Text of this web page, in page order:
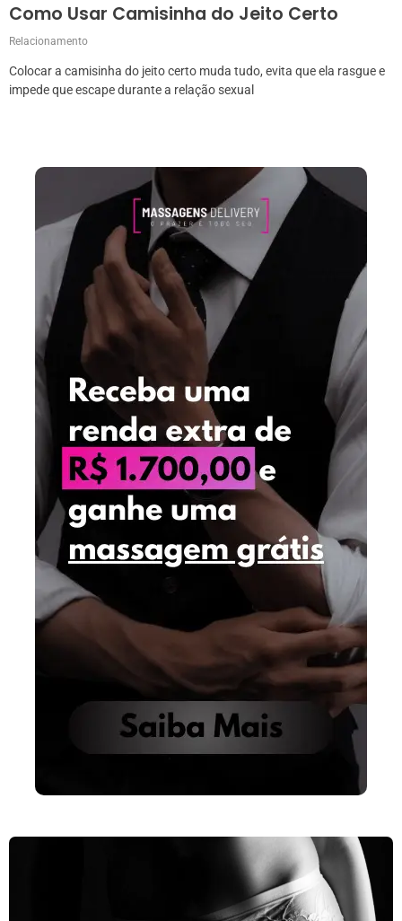
Como Usar Camisinha do Jeito Certo
Relacionamento
Colocar a camisinha do jeito certo muda tudo, evita que ela rasgue e
impede que escape durante a relação sexual